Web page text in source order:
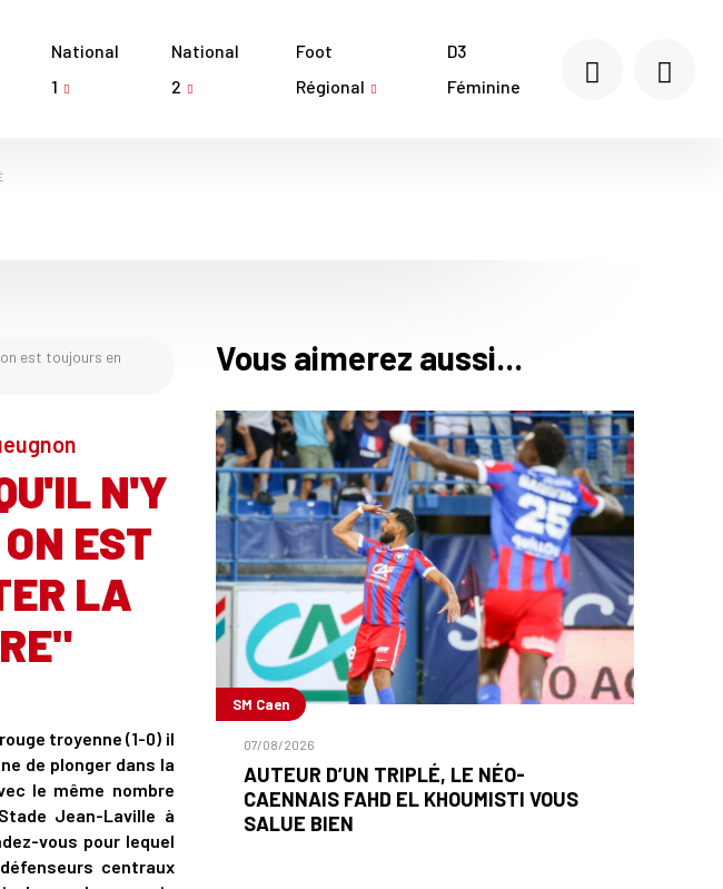
National
1
National
2
Foot
Régional
D3
Féminine
est toujours en
N'Y
EST
LA
troyenne (1-0) il
de plonger dans la
le même nombre
Jean-Laville à
vous pour lequel
centraux
Vous aimerez aussi...
SM Caen
07/08/2026
AUTEUR D’UN TRIPLÉ, LE NÉO-
CAENNAIS FAHD EL KHOUMISTI VOUS
SALUE BIEN